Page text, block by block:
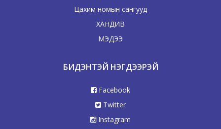
Цахим номын сангууд
ХАНДИВ
МЭДЭЭ
БИДЭНТЭЙ НЭГДЭЭРЭЙ
Facebook
Twitter
Instagram